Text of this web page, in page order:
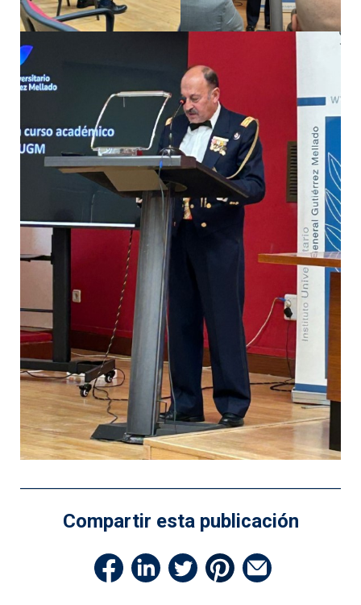
Compartir esta publicación